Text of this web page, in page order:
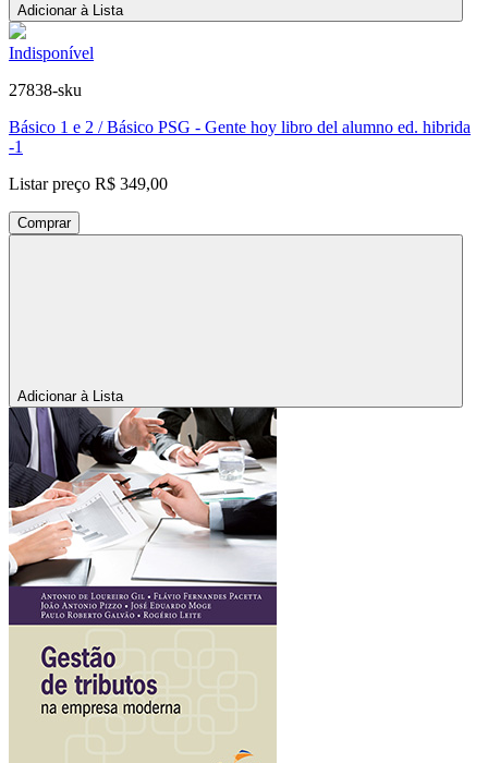
Adicionar à Lista
Indisponível
27838-sku
Básico 1 e 2 / Básico PSG - Gente hoy libro del alumno ed. hibrida
-1
Listar preço R$ 349,00
Comprar
Adicionar à Lista